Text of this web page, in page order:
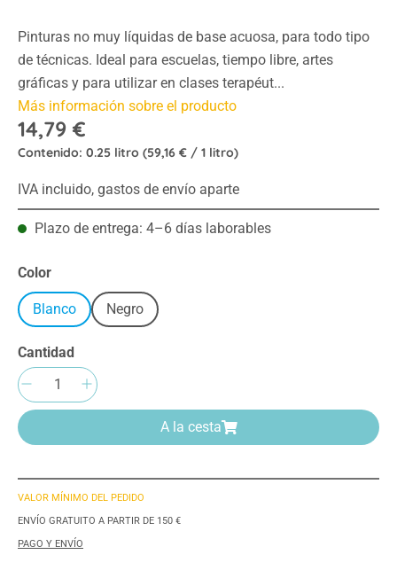
Pinturas no muy líquidas de base acuosa, para todo tipo
de técnicas. Ideal para escuelas, tiempo libre, artes
gráficas y para utilizar en clases terapéut...
Más información sobre el producto
14,79 €
Contenido: 0.25 litro (59,16 € / 1 litro)
IVA incluido, gastos de envío aparte
Plazo de entrega: 4–6 días laborables
Seleccione
Color
Blanco Negro
Cantidad
Cantidad del producto: introduce la
A la cesta
VALOR MÍNIMO DEL PEDIDO
ENVÍO GRATUITO A PARTIR DE 150 €
PAGO Y ENVÍO